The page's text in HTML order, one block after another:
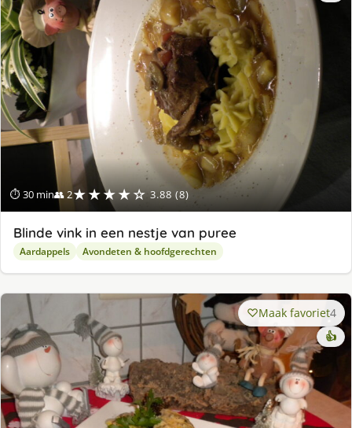
⏱ 30 min👥 2★★★★☆ 3.88 (8)
Blinde vink in een nestje van puree
Aardappels Avondeten & hoofdgerechten
Maak favoriet4
👍